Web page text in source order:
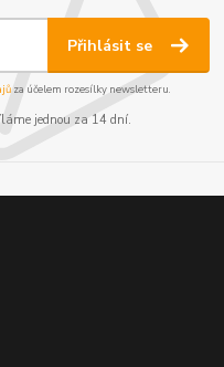
Přihlásit se
za účelem rozesílky newsletteru.
jednou za 14 dní.